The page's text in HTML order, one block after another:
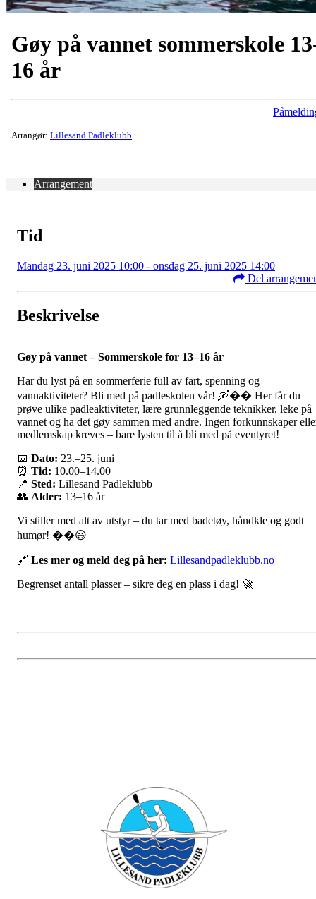
Gøy på vannet sommerskole
16 år
Arrangør: Lillesand Padleklubb
Arrangement
Tid
Mandag 23. juni 2025 10:00 - onsdag 25. juni 2025 14:00
Del
Beskrivelse
Gøy på vannet – Sommerskole for 13–16 år
Har du lyst på en sommerferie full av fart, spenning og
vannaktiviteter? Bli med på padleskolen vår! 🛶�� Her får du
prøve ulike padleaktiviteter, lære grunnleggende teknikker, leke på
vannet og ha det gøy sammen med andre. Ingen forkunnskaper
medlemskap kreves – bare lysten til å bli med på eventyret!
📅 Dato: 23.–25. juni
⏰ Tid: 10.00–14.00
📍 Sted: Lillesand Padleklubb
👥 Alder: 13–16 år
Vi stiller med alt av utstyr – du tar med badetøy, håndkle og godt
humør! ��😃
🔗 Les mer og meld deg på her: Lillesandpadleklubb.no
Begrenset antall plasser – sikre deg en plass i dag! 🚀